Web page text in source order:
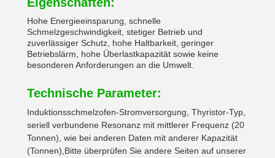
Hohe Energieeinsparung, schnelle
Schmelzgeschwindigkeit, stetiger Betrieb und
zuverlässiger Schutz, hohe Haltbarkeit, geringer
Betriebslärm, hohe Überlastkapazität sowie keine
besonderen Anforderungen an die Umwelt.
Technische Parameter:
Induktionsschmelzofen-Stromversorgung, Thyristor-Typ,
seriell verbundene Resonanz mit mittlerer Frequenz (20
Tonnen), wie bei anderen Daten mit anderer Kapazität
(Tonnen),Bitte überprüfen Sie andere Seiten auf unserer